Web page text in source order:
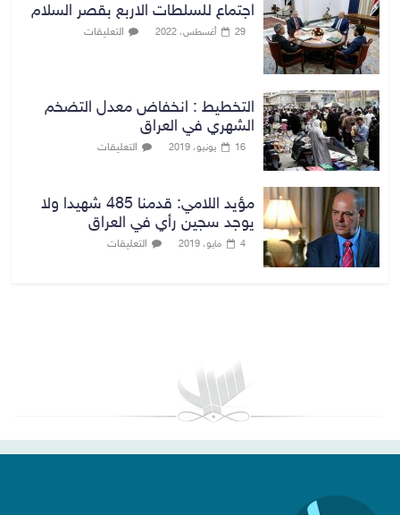
اجتماع للسلطات الاربع بقصر السلام
29 أغسطس، 2022 التعليقات
التخطيط : انخفاض معدل التضخم
الشهري في العراق
16 يونيو، 2019 التعليقات
مؤيد اللامي: قدمنا 485 شهيدا ولا
يوجد سجين رأي في العراق
4 مايو، 2019 التعليقات